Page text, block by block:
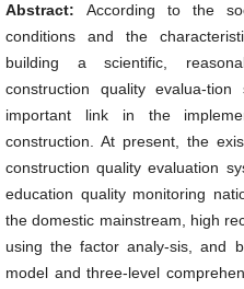
Abstract: According to the
conditions and the
building a scientific,
construction quality evalua-
important link in the
construction. At present, the
construction quality evaluation
education quality monitoring
the domestic mainstream, high
using the factor analy-sis, and
model and three-level